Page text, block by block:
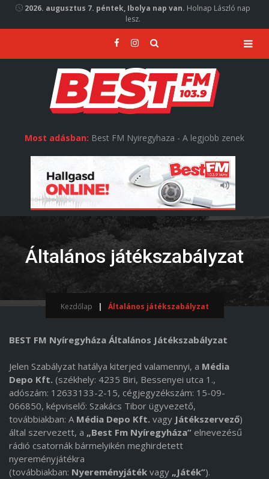
2026. augusztus 7. péntek, Ibolya nap van. Holnap László nap
lesz.
Most adásban: Best FM Nyiregyhaza - A legjobb zenek
Általános játékszabályzat
Kezdőlap Általános játékszabályzat
BEST FM Nyíregyháza Általános Játékszabályzat
Jelen Szabályzat hatálya kiterjed valamennyi, a Média
Depo Kft. (székhely: 4235 Biri, Bessenyei utca 1.,
adószám: 12633133-2-15, cégjegyzékszám: 15-09-
066850, képviselő: Szakács Tibor ügyvezető,
továbbiakban: A Média Depo Kft. vagy Játékszervező)
által szervezett, a „Best Fm Nyíregyháza” elnevezésű
rádió csatornák bármelyikén meghirdetett
nyereményjátékra
(továbbiakban: Nyereményjáték vagy „Játék”).